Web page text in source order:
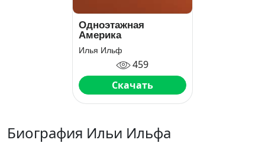
Одноэтажная
Америка
Илья Ильф
459
Скачать
Биография Ильи Ильфа